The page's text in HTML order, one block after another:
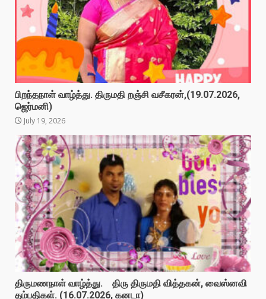
பிறந்தநாள் வாழ்த்து. திருமதி றஞ்சி வசீகரன்,(19.07.2026,
ஜெர்மனி)
July 19, 2026
திருமணநாள் வாழ்த்து. திரு திருமதி வித்தகன், வைஸ்னவி
தம்பதிகள். (16.07.2026, கனடா)